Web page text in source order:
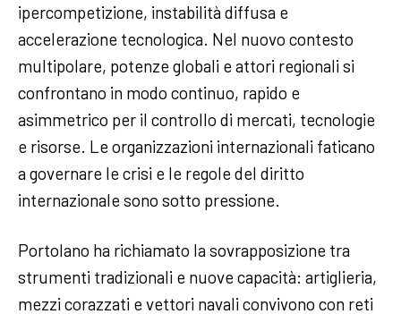
ipercompetizione, instabilità diffusa e
accelerazione tecnologica. Nel nuovo contesto
multipolare, potenze globali e attori regionali si
confrontano in modo continuo, rapido e
asimmetrico per il controllo di mercati, tecnologie
e risorse. Le organizzazioni internazionali faticano
a governare le crisi e le regole del diritto
internazionale sono sotto pressione.
Portolano ha richiamato la sovrapposizione tra
strumenti tradizionali e nuove capacità: artiglieria,
mezzi corazzati e vettori navali convivono con reti